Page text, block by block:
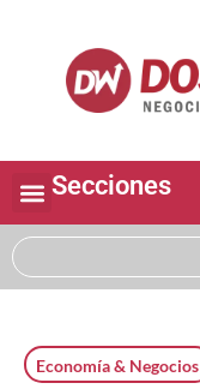
Secciones
Economía & Negocios